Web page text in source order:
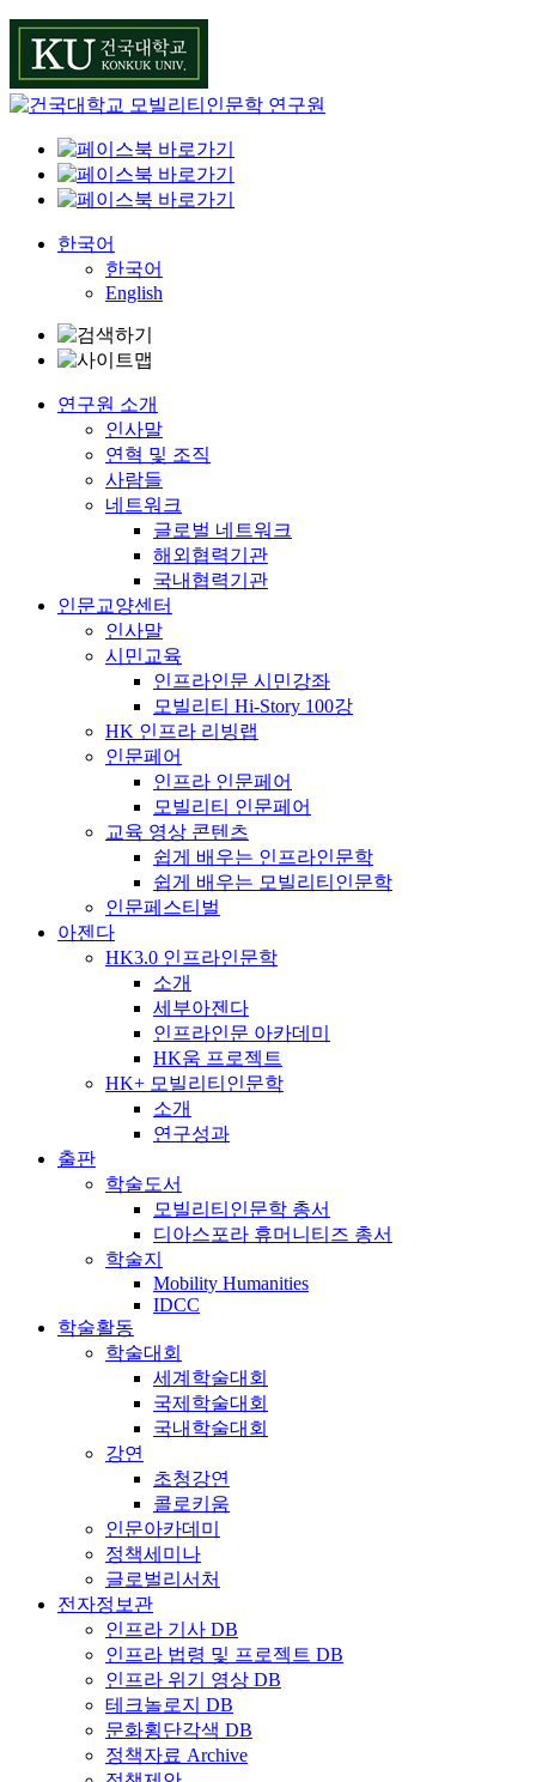
Skip
content
한국어
한국어
English
연구원 소개
인사말
연혁 및 조직
사람들
네트워크
글로벌 네트워크
해외협력기관
국내협력기관
인문교양센터
인사말
시민교육
인프라인문 시민강좌
모빌리티 Hi-Story 100강
HK 인프라 리빙랩
인문페어
인프라 인문페어
모빌리티 인문페어
교육 영상 콘텐츠
쉽게 배우는 인프라인문학
쉽게 배우는 모빌리티인문학
인문페스티벌
아젠다
HK3.0 인프라인문학
소개
세부아젠다
인프라인문 아카데미
HK움 프로젝트
HK+ 모빌리티인문학
소개
연구성과
출판
학술도서
모빌리티인문학 총서
디아스포라 휴머니티즈 총서
학술지
Mobility Humanities
IDCC
학술활동
학술대회
세계학술대회
국제학술대회
국내학술대회
강연
초청강연
콜로키움
인문아카데미
정책세미나
글로벌리서처
전자정보관
인프라 기사 DB
인프라 법령 및 프로젝트 DB
인프라 위기 영상 DB
테크놀로지 DB
문화횡단각색 DB
정책자료 Archive